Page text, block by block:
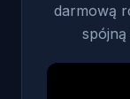
darmową